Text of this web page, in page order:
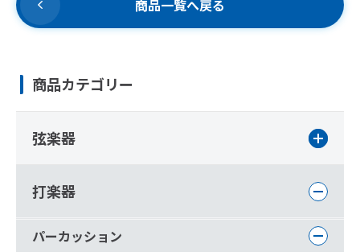
商品一覧へ戻る
商品カテゴリー
弦楽器
打楽器
パーカッション